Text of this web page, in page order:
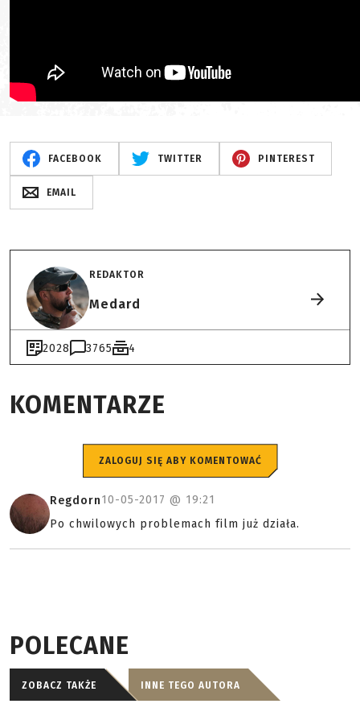
FACEBOOK TWITTER PINTEREST
EMAIL
REDAKTOR
Medard
2028 3765 4
KOMENTARZE
ZALOGUJ SIĘ ABY KOMENTOWAĆ
Regdorn10-05-2017 @ 19:21
Po chwilowych problemach film już działa.
POLECANE
ZOBACZ TAKŻE INNE TEGO AUTORA